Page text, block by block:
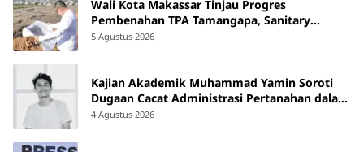
Wali Kota Makassar Tinjau Progres
Pembenahan TPA Tamangapa, Sanitary
Landfill Capai 93 Persen
5 Agustus 2026
Kajian Akademik Muhammad Yamin Soroti
Dugaan Cacat Administrasi Pertanahan dalam
Konflik Laoli di Luwu Timur
4 Agustus 2026